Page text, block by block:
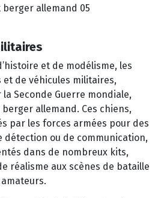
et de modélisme, les
de véhicules militaires,
Seconde Guerre mondiale,
allemand. Ces chiens,
par les forces armées pour des
détection ou de communication,
dans de nombreux kits,
réalisme aux scènes de bataille